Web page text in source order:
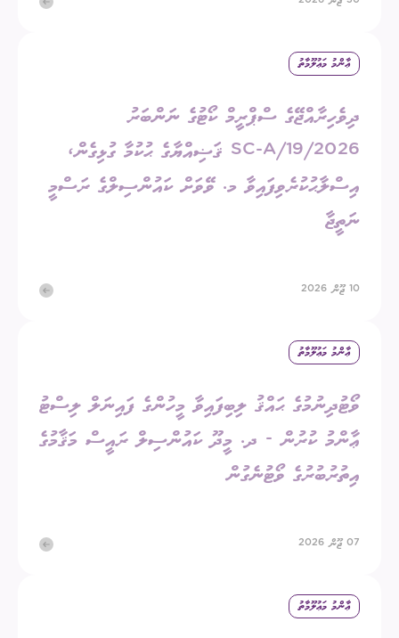
ޢާންމު މަޢުލޫމާތު
ދިވެހިރާއްޖޭގެ ސްޕްރީމް ކޯޓުގެ ނަންބަރު
2026/SC-A/19 ޤަޟިއްޔާގެ ޙުކުމާ ގުޅިގެން،
އިސްލާޙުކުރެވިފައިވާ މ. ވޭވަށް ކައުންސިލްގެ ރަސްމީ
ނަތީޖާ
10 ޖޫން 2026
ޢާންމު މަޢުލޫމާތު
ވޯޓުދިނުމުގެ ޙައްޤު ލިބިފައިވާ މީހުންގެ ފައިނަލް ލިސްޓު
ޢާންމު ކުރުން - ދ. މީދޫ ކައުންސިލް ރައީސް މަޤާމުގެ
އިތުރުބުރުގެ ވޯޓުނެގުން
07 ޖޫން 2026
ޢާންމު މަޢުލޫމާތު